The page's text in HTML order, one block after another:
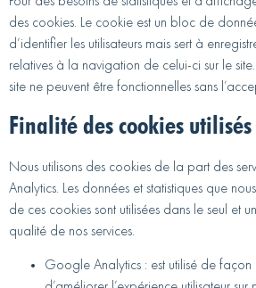
des cookies. Le cookie est un bloc de
d’identifier les utilisateurs mais sert à
relatives à la navigation de celui-ci sur le
site ne peuvent être fonctionnelles sans
Finalité des cookies utilisés
Nous utilisons des cookies de la part des
Analytics. Les données et statistiques que
de ces cookies sont utilisées dans le seul et
qualité de nos services.
Google Analytics : est utilisé de façon